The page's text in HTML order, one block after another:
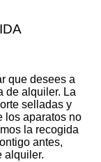
que desees a
de alquiler. La
selladas y
los aparatos no
la recogida
antes,
alquiler.